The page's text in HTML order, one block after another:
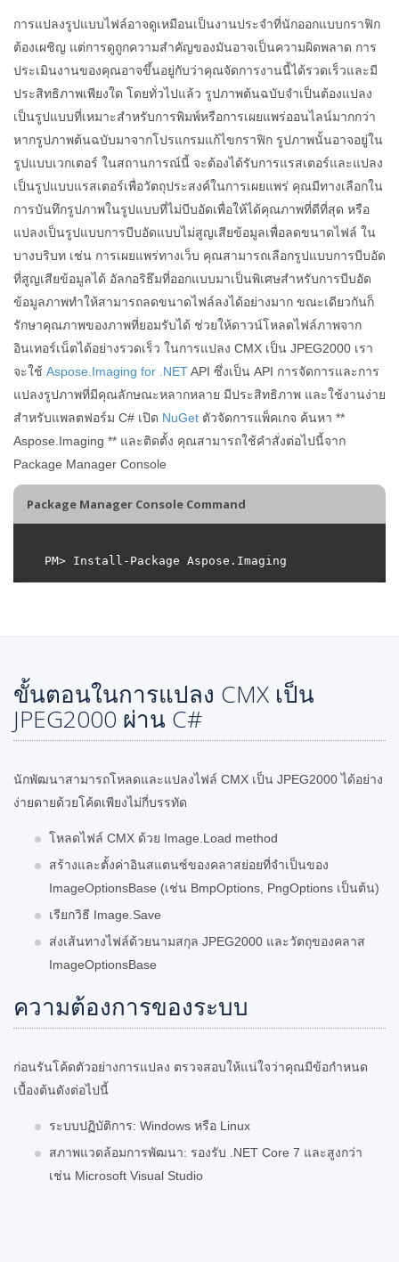
การแปลงรูปแบบไฟล์อาจดูเหมือนเป็นงานประจำที่นักออกแบบกราฟิก
ต้องเผชิญ แต่การดูถูกความสำคัญของมันอาจเป็นความผิดพลาด การ
ประเมินงานของคุณอาจขึ้นอยู่กับว่าคุณจัดการงานนี้ได้รวดเร็วและมี
ประสิทธิภาพเพียงใด โดยทั่วไปแล้ว รูปภาพต้นฉบับจำเป็นต้องแปลง
เป็นรูปแบบที่เหมาะสำหรับการพิมพ์หรือการเผยแพร่ออนไลน์มากกว่า
หากรูปภาพต้นฉบับมาจากโปรแกรมแก้ไขกราฟิก รูปภาพนั้นอาจอยู่ใน
รูปแบบเวกเตอร์ ในสถานการณ์นี้ จะต้องได้รับการแรสเตอร์และแปลง
เป็นรูปแบบแรสเตอร์เพื่อวัตถุประสงค์ในการเผยแพร่ คุณมีทางเลือกใน
การบันทึกรูปภาพในรูปแบบที่ไม่บีบอัดเพื่อให้ได้คุณภาพที่ดีที่สุด หรือ
แปลงเป็นรูปแบบการบีบอัดแบบไม่สูญเสียข้อมูลเพื่อลดขนาดไฟล์ ใน
บางบริบท เช่น การเผยแพร่ทางเว็บ คุณสามารถเลือกรูปแบบการบีบอัด
ที่สูญเสียข้อมูลได้ อัลกอริธึมที่ออกแบบมาเป็นพิเศษสำหรับการบีบอัด
ข้อมูลภาพทำให้สามารถลดขนาดไฟล์ลงได้อย่างมาก ขณะเดียวกันก็
รักษาคุณภาพของภาพที่ยอมรับได้ ช่วยให้ดาวน์โหลดไฟล์ภาพจาก
อินเทอร์เน็ตได้อย่างรวดเร็ว ในการแปลง CMX เป็น JPEG2000 เรา
จะใช้ Aspose.Imaging for .NETAPI ซึ่งเป็น API การจัดการและการ
แปลงรูปภาพที่มีคุณลักษณะหลากหลาย มีประสิทธิภาพ และใช้งานง่าย
สำหรับแพลตฟอร์ม C# เปิด NuGet ตัวจัดการแพ็คเกจ ค้นหา **
Aspose.Imaging ** และติดตั้ง คุณสามารถใช้คำสั่งต่อไปนี้จาก
Package Manager Console
Package Manager Console Command
ขั้นตอนในการแปลง CMX เป็น
JPEG2000 ผ่าน C#
นักพัฒนาสามารถโหลดและแปลงไฟล์ CMX เป็น JPEG2000 ได้อย่าง
ง่ายดายด้วยโค้ดเพียงไม่กี่บรรทัด
โหลดไฟล์ CMX ด้วย Image.Load method
สร้างและตั้งค่าอินสแตนซ์ของคลาสย่อยที่จำเป็นของ
ImageOptionsBase (เช่น BmpOptions, PngOptions เป็นต้น)
เรียกวิธี Image.Save
ส่งเส้นทางไฟล์ด้วยนามสกุล JPEG2000 และวัตถุของคลาส
ImageOptionsBase
ความต้องการของระบบ
ก่อนรันโค้ดตัวอย่างการแปลง ตรวจสอบให้แน่ใจว่าคุณมีข้อกำหนด
เบื้องต้นดังต่อไปนี้
ระบบปฏิบัติการ: Windows หรือ Linux
สภาพแวดล้อมการพัฒนา: รองรับ .NET Core 7 และสูงกว่า
เช่น Microsoft Visual Studio